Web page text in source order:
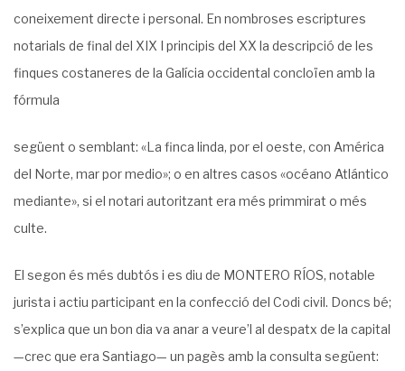
coneixement directe i personal. En nombroses escriptures
notarials de final del XIX I principis del XX la descripció de les
finques costaneres de la Galícia occidental concloïen amb la
fórmula
següent o semblant: «La finca linda, por el oeste, con América
del Norte, mar por medio»; o en altres casos «océano Atlántico
mediante», si el notari autoritzant era més primmirat o més
culte.
El segon és més dubtós i es diu de MONTERO RÍOS, notable
jurista i actiu participant en la confecció del Codi civil. Doncs bé;
s’explica que un bon dia va anar a veure’l al des­patx de la capital
—crec que era Santiago— un pagès amb la consulta següent: